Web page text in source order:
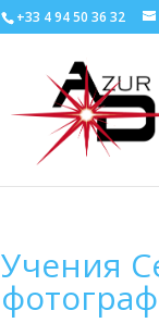
+33 4 94 50 36 32
Учения